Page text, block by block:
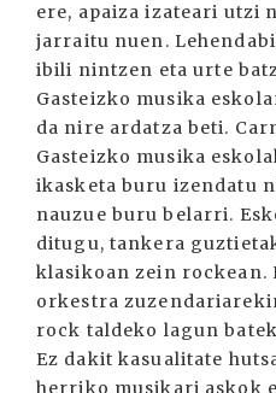
ere, apaiza izateari utzi
jarraitu nuen.
ibili nintzen eta urte
Gasteizko musika
da nire ardatza beti.
Gasteizko musika
ikasketa buru izendatu
nauzue buru belarri.
ditugu, tankera
klasikoan zein rockean.
orkestra
rock taldeko lagun
Ez dakit kasualitate
herriko musikari askok